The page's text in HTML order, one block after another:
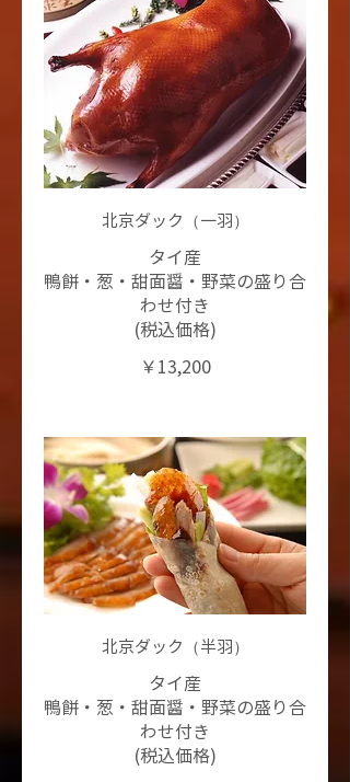
北京ダック（一羽）
タイ産
鴨餅・葱・甜面醤・野菜の盛り合
わせ付き
￥13,200
北京ダック（半羽）
タイ産
鴨餅・葱・甜面醤・野菜の盛り合
わせ付き
(税込価格)